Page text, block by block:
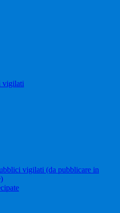
vigilati
vigilati (da pubblicare in